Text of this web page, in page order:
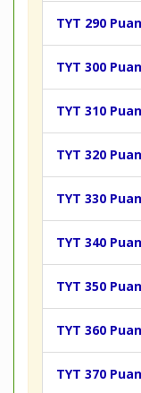
TYT 290
TYT 300
TYT 310
TYT 320
TYT 330
TYT 340
TYT 350
TYT 360
TYT 370